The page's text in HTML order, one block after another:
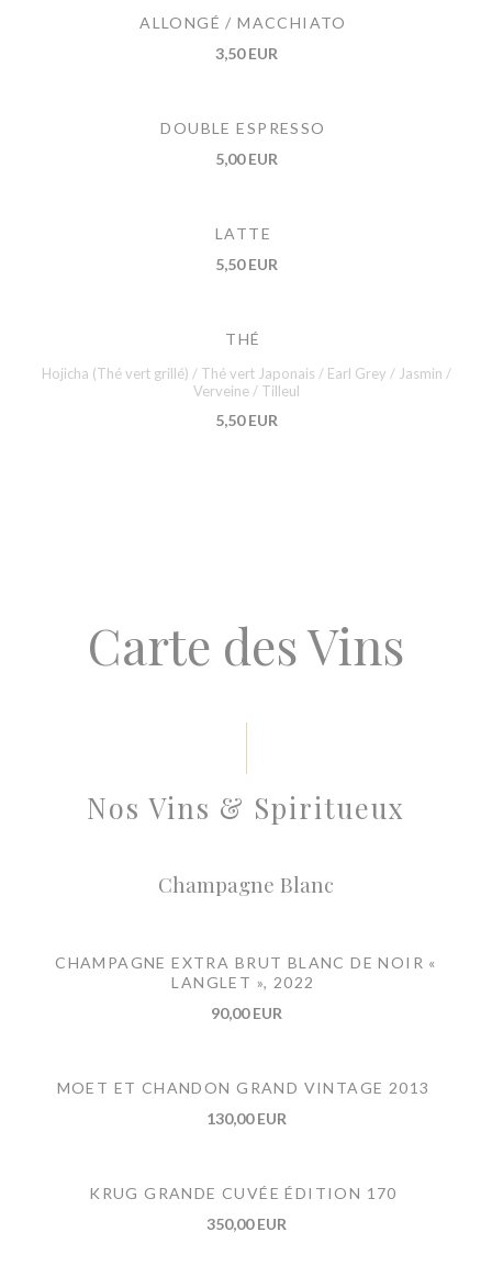
ALLONGÉ / MACCHIATO
3,50 EUR
DOUBLE ESPRESSO
5,00 EUR
LATTE
5,50 EUR
THÉ
Hojicha (Thé vert grillé) / Thé vert Japonais / Earl Grey / Jasmin /
Verveine / Tilleul
5,50 EUR
Carte des Vins
Nos Vins & Spiritueux
Champagne Blanc
CHAMPAGNE EXTRA BRUT BLANC DE NOIR «
LANGLET », 2022
90,00 EUR
MOET ET CHANDON GRAND VINTAGE 2013
130,00 EUR
KRUG GRANDE CUVÉE ÉDITION 170
350,00 EUR